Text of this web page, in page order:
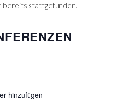
bereits stattgefunden.
hinzufügen